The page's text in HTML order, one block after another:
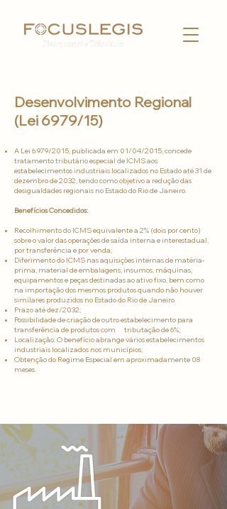
Desenvolvimento Regional
(Lei 6979/15)
A Lei 6.979/2015, publicada em 01/04/2015, concede
tratamento tributário especial de ICMS aos
estabelecimentos industriais localizados no Estado até 31 de
dezembro de 2032, tendo como objetivo a redução das
desigualdades regionais no Estado do Rio de Janeiro.
Benefícios Concedidos:
Recolhimento do ICMS equivalente a 2% (dois por cento)
sobre o valor das operações de saída interna e interestadual,
por transferência e por venda;
Diferimento do ICMS nas aquisições internas de matéria-
prima, material de embalagens, insumos, máquinas,
equipamentos e peças destinadas ao ativo fixo, bem como
na importação dos mesmos produtos quando não houver
similares produzidos no Estado do Rio de Janeiro.
Prazo até dez/2032;
Possibilidade de criação de outro estabelecimento para
transferência de produtos com tributação de 6%;
Localização: O benefício abrange vários estabelecimentos
industriais localizados nos municípios;
Obtenção do Regime Especial em aproximadamente 08
meses.